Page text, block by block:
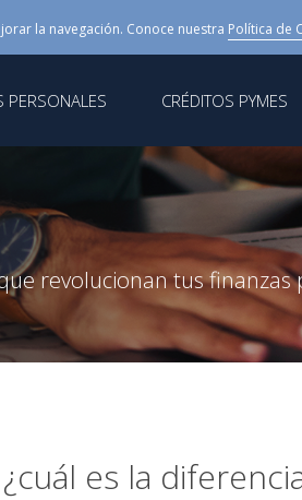
la navegación. Conoce nuestra Política de
PERSONALES CRÉDITOS PYMES
revolucionan tus finanzas
es la